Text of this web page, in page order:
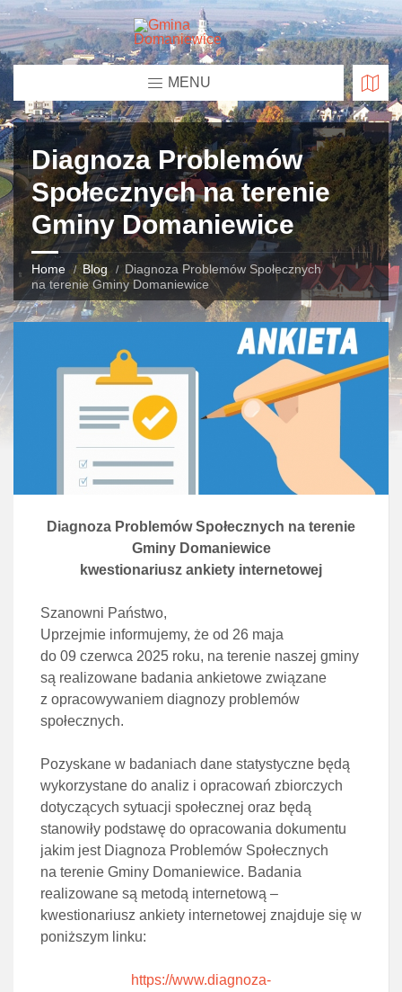
MENU
Diagnoza Problemów
Społecznych na terenie
Gminy Domaniewice
Home Blog
Diagnoza Problemów Społecznych
na terenie Gminy Domaniewice
Diagnoza Problemów Społecznych na terenie
Gminy Domaniewice
kwestionariusz ankiety internetowej
Szanowni Państwo,
Uprzejmie informujemy, że od 26 maja
do 09 czerwca 2025 roku, na terenie naszej gminy
są realizowane badania ankietowe związane
z opracowywaniem diagnozy problemów
społecznych.
Pozyskane w badaniach dane statystyczne będą
wykorzystane do analiz i opracowań zbiorczych
dotyczących sytuacji społecznej oraz będą
stanowiły podstawę do opracowania dokumentu
jakim jest Diagnoza Problemów Społecznych
na terenie Gminy Domaniewice. Badania
realizowane są metodą internetową –
kwestionariusz ankiety internetowej znajduje się w
poniższym linku:
https://www.diagnoza-